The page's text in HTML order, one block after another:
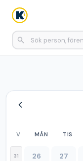
V MÅN TIS
31 26 27